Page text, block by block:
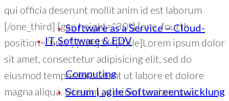
IT, Software & EDV
Scrum | agile Softwareentwicklung
Software as a Service – Cloud-
Computing
qui officia deserunt mollit anim id est laborum
[/one_third] [gap height=“30″] [one_fourth
position=“first“] [title]1/4[/title]Lorem ipsum dolor
sit amet, consectetur adipisicing elit, sed do
eiusmod tempor incididunt ut labore et dolore
magna aliqua. Ut enim ad minim veniam, quis